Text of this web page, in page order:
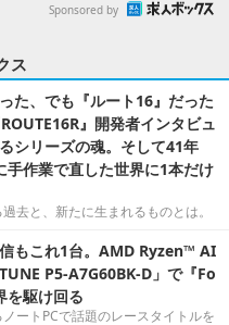
Sponsored by
ス
た、でも『ルート16』だった
』開発者インタビュ
シリーズの魂。そして41年
手作業で直した世界に1本だけ
去と、新たに生まれるものとは。
もこれ1台。AMD Ryzen™ AI
P5-A7G60BK-D」で『Fo
駆け回る
ートPCで話題のレースタイトルを